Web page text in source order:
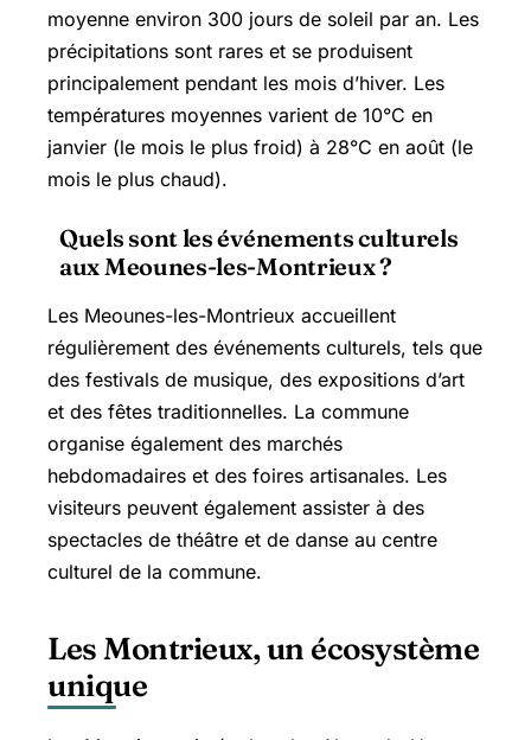
moyenne environ 300 jours de soleil par an. Les
précipitations sont rares et se produisent
principalement pendant les mois d’hiver. Les
températures moyennes varient de 10°C en
janvier (le mois le plus froid) à 28°C en août (le
mois le plus chaud).
Quels sont les événements culturels
aux Meounes-les-Montrieux ?
Les Meounes-les-Montrieux accueillent
régulièrement des événements culturels, tels que
des festivals de musique, des expositions d’art
et des fêtes traditionnelles. La commune
organise également des marchés
hebdomadaires et des foires artisanales. Les
visiteurs peuvent également assister à des
spectacles de théâtre et de danse au centre
culturel de la commune.
Les Montrieux, un écosystème
unique